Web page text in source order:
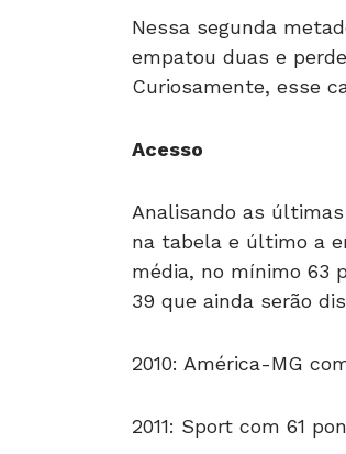
Nessa segunda
empatou duas e
Curiosamente, esse
Acesso
Analisando as últimas
na tabela e último a
média, no mínimo 63
39 que ainda serão
2010: América-MG
2011: Sport com 61